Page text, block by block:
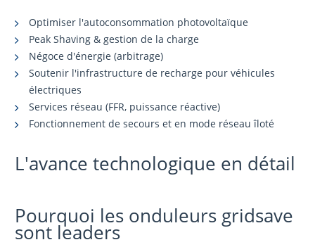
Optimiser l'autoconsommation photovoltaïque
Peak Shaving & gestion de la charge
Négoce d'énergie (arbitrage)
Soutenir l'infrastructure de recharge pour véhicules
électriques
Services réseau (FFR, puissance réactive)
Fonctionnement de secours et en mode réseau îloté
L'avance technologique en détail
Pourquoi les onduleurs gridsave
sont leaders